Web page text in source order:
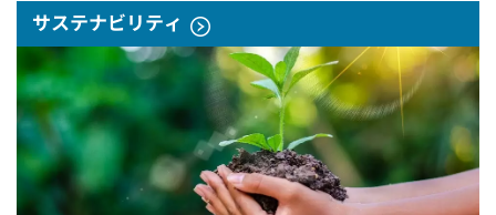
サステナビリティ